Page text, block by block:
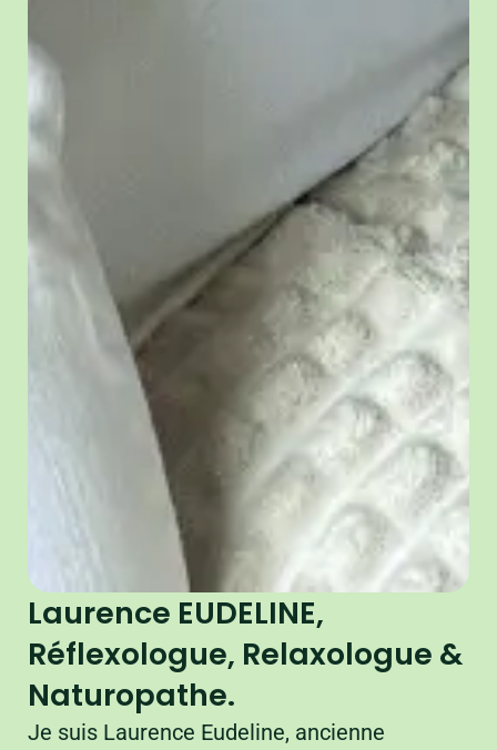
Laurence EUDELINE,
Réflexologue, Relaxologue &
Naturopathe.
Je suis Laurence Eudeline, ancienne